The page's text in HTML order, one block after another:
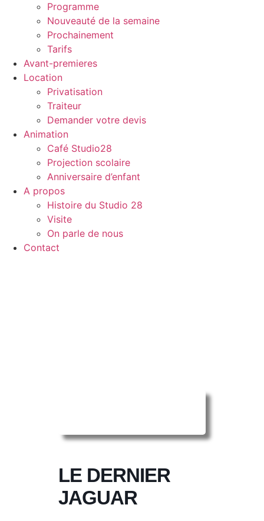
Programme
Nouveauté de la semaine
Prochainement
Tarifs
Avant-premieres
Location
Privatisation
Traiteur
Demander votre devis
Animation
Café Studio28
Projection scolaire
Anniversaire d’enfant
A propos
Histoire du Studio 28
Visite
On parle de nous
Contact
LE DERNIER
JAGUAR